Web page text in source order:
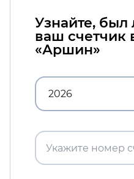
Узнайте, был
ваш счетчик
«Аршин»